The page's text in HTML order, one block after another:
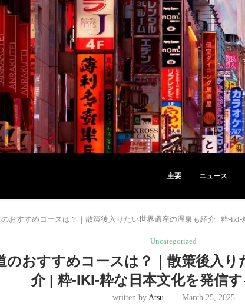
主要 ニュース
おすすめコースは？｜散策後入りたい世界遺産の温泉も紹介 | 粋-
Uncategorized
のおすすめコースは？｜散策後入り
介 | 粋-IKI-粋な日本文化を発信
written by Atsu March 25, 2025